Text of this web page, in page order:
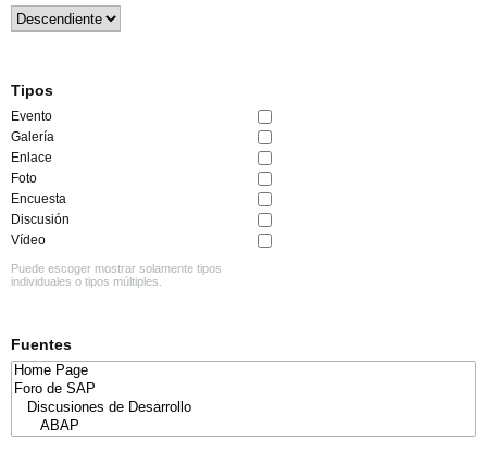
Tipos
Evento
Galería
Enlace
Foto
Encuesta
Discusión
Vídeo
Puede escoger mostrar solamente tipos
individuales o tipos múltiples.
Fuentes